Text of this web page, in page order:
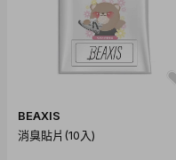
BEAXIS
消臭貼片(10入)